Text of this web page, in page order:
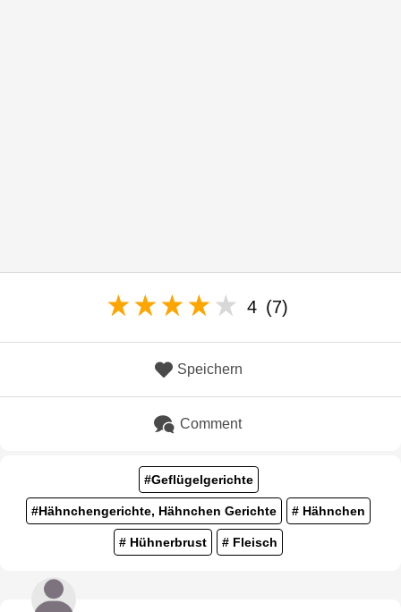
4 (7)
Speichern
Comment
#Geflügelgerichte
#Hähnchengerichte, Hähnchen Gerichte # Hähnchen
# Hühnerbrust # Fleisch